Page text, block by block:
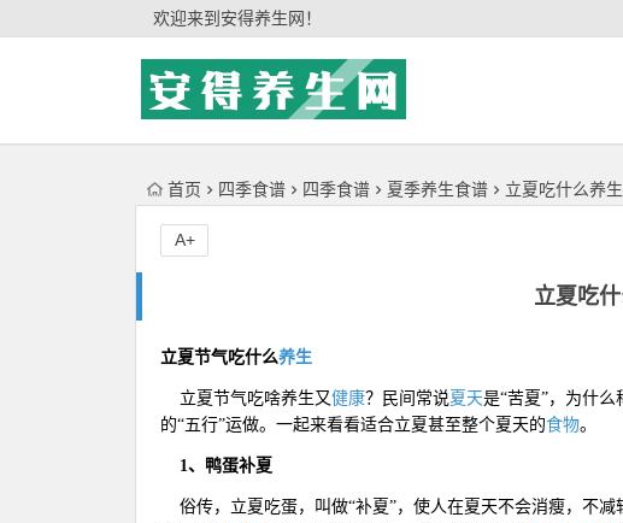
欢迎来到安得养生网！
首页 四季食谱 四季食谱 夏季养生食谱 立夏吃什么养生
立夏吃
A+
立夏节气吃什么养生
立夏节气吃啥养生又健康？民间常说夏天是“苦夏”，为什
的“五行”运做。一起来看看适合立夏甚至整个夏天的食物。
1、鸭蛋补夏
俗传，立夏吃蛋，叫做“补夏”，使人在夏天不会消瘦，不减